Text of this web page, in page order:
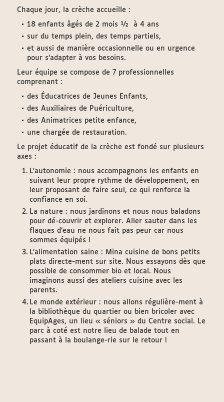
Chaque jour, la crèche accueille :
18 enfants âgés de 2 mois ½ à 4 ans
sur du temps plein, des temps partiels,
et aussi de manière occasionnelle ou en urgence
pour s’adapter à vos besoins.
Leur équipe se compose de 7 professionnelles
comprenant :
des Éducatrices de Jeunes Enfants,
des Auxiliaires de Puériculture,
des Animatrices petite enfance,
une chargée de restauration.
Le projet éducatif de la crèche est fondé sur plusieurs
axes :
L'autonomie : nous accompagnons les enfants en
suivant leur propre rythme de développement, en
leur proposant de faire seul, ce qui renforce la
confiance en soi.
La nature : nous jardinons et nous nous baladons
pour dé-couvrir et explorer. Aller sauter dans les
flaques d’eau ne nous fait pas peur car nous
sommes équipés !
L'alimentation saine : Mina cuisine de bons petits
plats directe-ment sur site. Nous essayons dès que
possible de consommer bio et local. Nous
imaginons aussi des ateliers cuisine avec les
parents.
Le monde extérieur : nous allons régulière-ment à
la bibliothèque du quartier ou bien bricoler avec
EquipAges, un lieu « séniors » du Centre social. Le
parc à coté est notre lieu de balade tout en
passant à la boulange-rie sur le retour !